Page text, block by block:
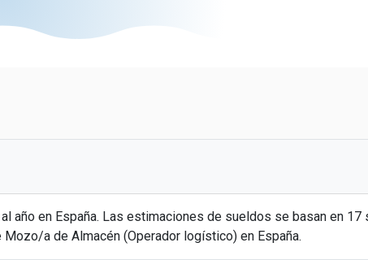
año en España. Las estimaciones de sueldos se basan en 17
a de Almacén (Operador logístico) en España.